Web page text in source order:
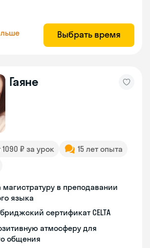
Выбрать время
Гаяне
1090 ₽ за урок
15 лет опыта
магистратуру в преподавании
языка
сертификат CELTA
атмосферу для
общения